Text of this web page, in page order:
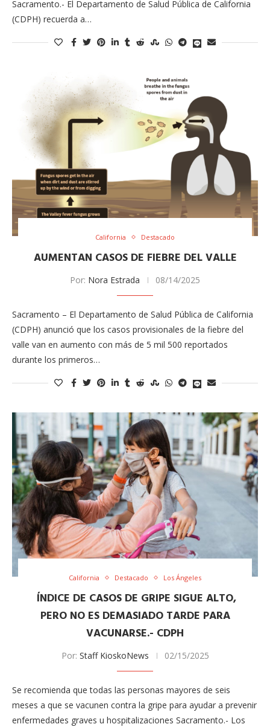
Sacramento.- El Departamento de Salud Pública de California
(CDPH) recuerda a…
California Destacado
AUMENTAN CASOS DE FIEBRE DEL VALLE
Por: Nora Estrada 08/14/2025
Sacramento – El Departamento de Salud Pública de California
(CDPH) anunció que los casos provisionales de la fiebre del
valle van en aumento con más de 5 mil 500 reportados
durante los primeros…
California Destacado Los Ángeles
ÍNDICE DE CASOS DE GRIPE SIGUE ALTO,
PERO NO ES DEMASIADO TARDE PARA
VACUNARSE.- CDPH
Por: Staff KioskoNews 02/15/2025
Se recomienda que todas las personas mayores de seis
meses a que se vacunen contra la gripe para ayudar a prevenir
enfermedades graves u hospitalizaciones Sacramento.- Los